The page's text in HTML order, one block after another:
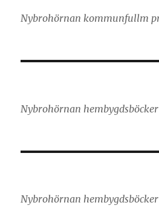
Nybrohörnan kommunfullm
Nybrohörnan
Nybrohörnan